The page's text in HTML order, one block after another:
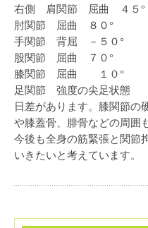
右側 肩関節 屈曲 ４５
肘関節 屈曲 ８０°
手関節 背屈 －５０°
股関節 屈曲 ７０°
膝関節 屈曲 １０°
足関節 強度の尖足状態
日差があります。膝関節の
や膝蓋骨、腓骨などの周囲
今後も全身の筋緊張と関節
いきたいと考えています。